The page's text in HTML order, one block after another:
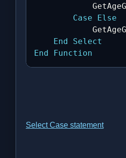
Case
Else
End
Select
End
Function
Select Case statement